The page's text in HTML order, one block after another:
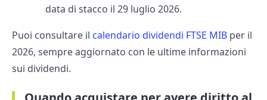
data di stacco il 29 luglio 2026. ​
Puoi consultare il calendario dividendi FTSE MIB per il
2026, sempre aggiornato con le ultime informazioni
sui dividendi.